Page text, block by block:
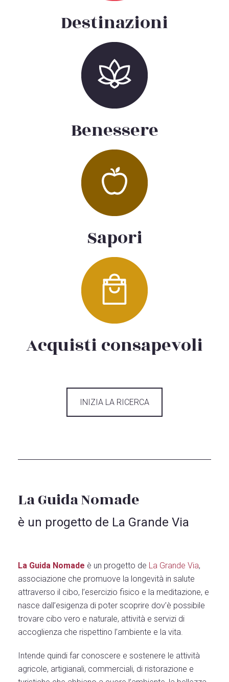
Destinazioni
Benessere
Sapori
Acquisti consapevoli
INIZIA LA RICERCA
La Guida Nomade
è un progetto de La Grande Via
La Guida Nomade è un progetto de La Grande Via,
associazione che promuove la longevità in salute
attraverso il cibo, l’esercizio fisico e la meditazione, e
nasce dall’esigenza di poter scoprire dov’è possibile
trovare cibo vero e naturale, attività e servizi di
accoglienza che rispettino l’ambiente e la vita.
Intende quindi far conoscere e sostenere le attività
agricole, artigianali, commerciali, di ristorazione e